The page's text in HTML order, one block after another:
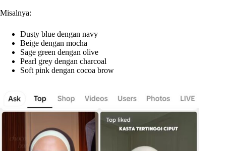
Misalnya:
Dusty blue dengan navy
Beige dengan mocha
Sage green dengan olive
Pearl grey dengan charcoal
Soft pink dengan cocoa brow